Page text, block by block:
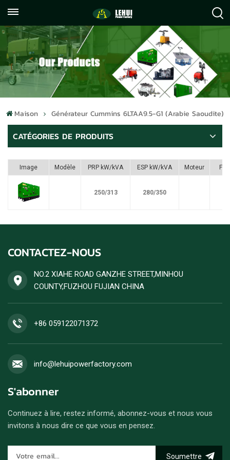
059122071372
info@lehuipowerfactory.com
Maison Générateur Cummins 6LTAA9.5-G1 (Arabie Saoudite)
CATÉGORIES DE PRODUITS
Image Modèle PRP kW/kVA ESP kW/kVA Moteur
250/313 280/350
CONTACTEZ-NOUS
NO.2 XIAHE ROAD GANZHE STREET,MINHOU
COUNTY,FUZHOU FUJIAN CHINA
+86 059122071372
info@lehuipowerfactory.com
S'abonner
Continuez à lire, restez informé, abonnez-vous et nous vous
invitons à nous dire ce que vous en pensez.
Soumettre